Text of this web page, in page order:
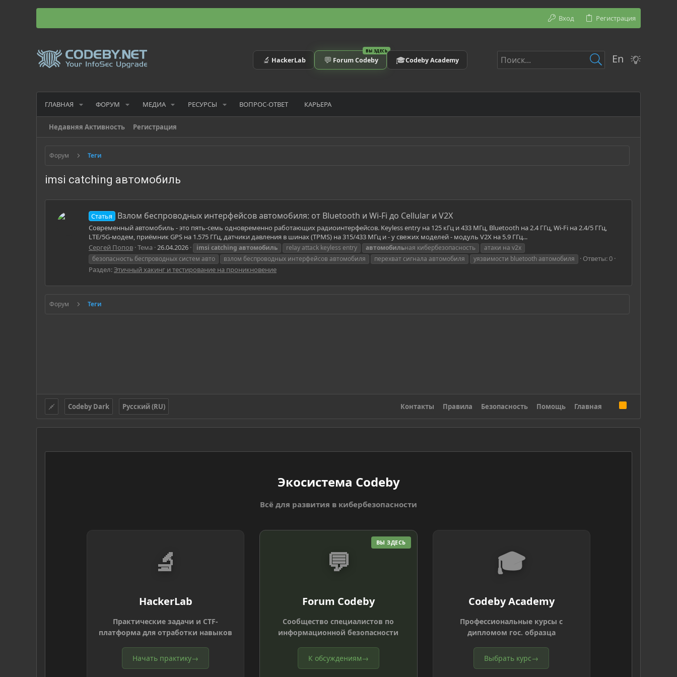
Вход Регистрация
🔬 HackerLab
ВЫ ЗДЕСЬ
💬 Forum Codeby 🎓Codeby Academy En
ГЛАВНАЯ ФОРУМ МЕДИА РЕСУРСЫ ВОПРОС-ОТВЕТ КАРЬЕРА
Недавняя Активность Регистрация
Форум Теги
imsi catching автомобиль
Статья Взлом беспроводных интерфейсов автомобиля: от Bluetooth и Wi-Fi до Cellular и V2X
Современный автомобиль - это пять-семь одновременно работающих радиоинтерфейсов. Keyless entry на 125 кГц и 433 МГц, Bluetooth на 2.4 ГГц, Wi-Fi на 2.4/5 ГГц,
LTE/5G-модем, приёмник GPS на 1.575 ГГц, датчики давления в шинах (TPMS) на 315/433 МГц и - у свежих моделей - модуль V2X на 5.9 ГГц...
Сергей Попов Тема 26.04.2026 imsi catching автомобиль relay attack keyless entry автомобильная кибербезопасность
атаки на v2x
безопасность беспроводных систем авто
взлом беспроводных интерфейсов автомобиля перехват сигнала автомобиля уязвимости bluetooth автомобиля
Ответы: 0
Раздел:Этичный хакинг и тестирование на проникновение
Форум Теги
Codeby Dark Русский (RU) Контакты Правила Безопасность Помощь Главная
S
Экосистема Codeby
Всё для развития в кибербезопасности
🔬
HackerLab
Практические задачи и CTF-
платформа для отработки навыков
Начать практику→
ВЫ ЗДЕСЬ
💬
Forum Codeby
Сообщество специалистов по
информационной безопасности
К обсуждениям→
🎓
Codeby Academy
Профессиональные курсы с
дипломом гос. образца
Выбрать курс→